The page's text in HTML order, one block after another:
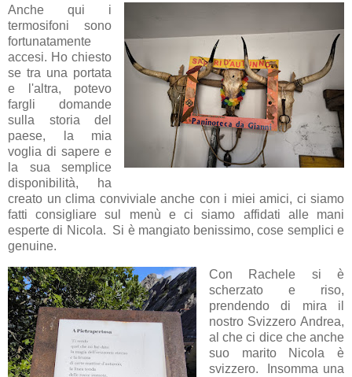
Anche qui i
termosifoni sono
fortunatamente
accesi. Ho chiesto
se tra una portata
e l'altra, potevo
fargli domande
sulla storia del
paese, la mia
voglia di sapere e
la sua semplice
disponibilità, ha
creato un clima conviviale anche con i miei amici, ci siamo
fatti consigliare sul menù e ci siamo affidati alle mani
esperte di Nicola. Si è mangiato benissimo, cose semplici e
genuine.
Con Rachele si è
scherzato e riso,
prendendo di mira il
nostro Svizzero Andrea,
al che ci dice che anche
suo marito Nicola è
svizzero. Insomma una